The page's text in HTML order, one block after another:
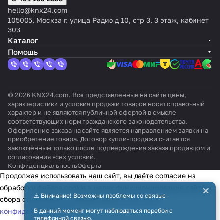
hello@knx24.com
105005, Москва г. улица Радио д 10, стр 3, 3 этаж, кабинет
303
Каталог
Помощь
© 2026 KNX24.com. Все представленные на сайте цены,
характеристики и условия продажи товаров носят справочный
характер и не являются публичной офертой в смысле
соответствующих норм гражданского законодательства.
Оформление заказа на сайте является направлением заявки на
приобретение товара. Договор купли-продажи считается
заключённым только после подтверждения заказа продавцом и
согласования всех условий.
КонфиденциальностьОферта
⚠️ Внимание! Возможны проблемы со связью
В данный момент могут наблюдаться перебои с
телефонной связью.
×
Продолжая использовать наш сайт, вы даёте согласие на
обработку файлов cookie в целях функционирования сайта и
сбора статистики в соответствии сполитикой
конфиденциальности